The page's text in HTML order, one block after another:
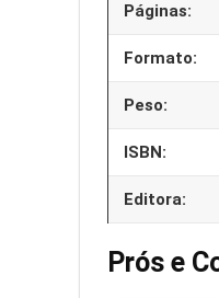
Páginas:
Formato:
Peso:
ISBN:
Editora:
Prós e